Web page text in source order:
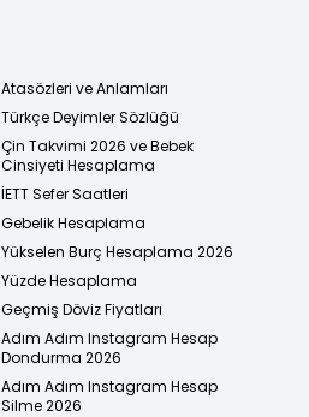
Atasözleri ve Anlamları
Türkçe Deyimler Sözlüğü
Çin Takvimi 2026 ve Bebek
Cinsiyeti Hesaplama
İETT Sefer Saatleri
Gebelik Hesaplama
Yükselen Burç Hesaplama 2026
Yüzde Hesaplama
Geçmiş Döviz Fiyatları
Adım Adım Instagram Hesap
Dondurma 2026
Adım Adım Instagram Hesap
Silme 2026